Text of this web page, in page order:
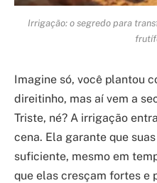
Irrigação: o segredo para
Imagine só, você plantou
direitinho, mas aí vem a
Triste, né? A irrigação
cena. Ela garante que
suficiente, mesmo em
que elas cresçam fortes e